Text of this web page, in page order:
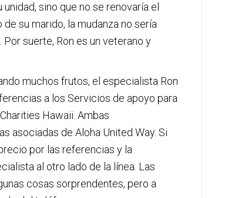
sino que no se renovaría el
su marido, la mudanza no sería
suerte, Ron es un veterano y
muchos frutos, el especialista Ron
a los Servicios de apoyo para
Hawaii. Ambas
asociadas de Aloha United Way. Si
por las referencias y la
al otro lado de la línea. Las
cosas sorprendentes, pero a